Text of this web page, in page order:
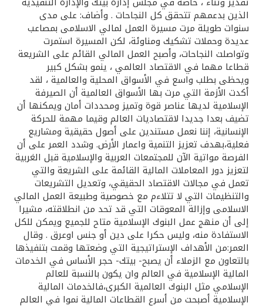
الذين بدعمهم تتحقق كل النجاحات . وأضاف: على مدى
سنوات طويلة مرت مسيرة العمل لمالي الاسلامى بمصاعب
عديدة وحملات تشكيك ومناوئة، لكن المسيرة استمرت
وتواصلت النجاحات، وأصبح العمل المالي القائم على الشريعة
قطاعا مهما في الاقتصاد العالمي ، ينمو بشكل كبير
ويحظى بطلب واسع في الأسواق المحلية والعالمية ، لقد
أكدت الأزمة التي مرت بها الأسواق العالمية أن الصيرفة
الإسلامية لديها عناصر قوة وتميز ومحددات أمان ويمكنها أن
تضيف بعدا جديدا لاقتصاديات العالم وقيما مهمة للحركة
الإنسانية، إننا نعمل مستندين على أصول حقيقية ومشاريع
فعلية،بهدف تعزيز التنمية واعمار الأرض. وشدد العمر على أن
الفرصة مواتية الآن للمجتمعات العربية والإسلامية قبل الغربية
لتعزيز دور المعاملات المالية القائمة على الشريعة والتي
تعمل في مجالات الاقتصاد الحقيقي، وتعديل التشريعات
والتنظيمات التي لا تتلاءم مع خصوصية وطبيعة العمل المالي
الاسلامى وإزالة المعوقات التي قد تحد من انطلاقته، مشيرا
إلى أن منهج عمل البنوك الإسلامية متاح للجميع ويمكن للكل
الاستفادة منه، وليس حكرا على دين أو جنس اوعرق . وقال
العمر:من الأهداف الإستراتيجية التي وضعتها وقمت بتنفيذها
بالتعاون مع الزملاء أن يصبح- بيتك- حجر الأساس في الخدمات
المالية الإسلامية في العالم وان يكون بالنسبة للعالم
الإسلامي مثل البنوك العالمية الكبرى،فالخدمات المالية
الإسلامية أصبحت من أسرع القطاعات المالية نموا في العالم